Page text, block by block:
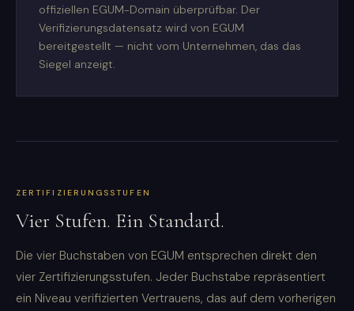
offiziellen EGUM-Domain überprüfbar. Der
Verifizierungsdatensatz wird von EGUM
bereitgestellt — nicht vom Unternehmen, das das
Siegel anzeigt.
ZERTIFIZIERUNGSSTUFEN
Vier Stufen. Ein Standard.
Die vier Buchstaben von EGUM entsprechen direkt den
vier Zertifizierungsstufen. Jeder Buchstabe repräsentiert
ein Niveau verifizierten Vertrauens, das auf dem vorherigen